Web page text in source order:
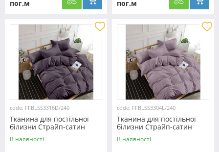
пог.м
пог.м
code: FFBLSS3316D/240
Тканина для постільної
білизни Страйп-сатин
SS3316D/240 (60м)
В наявності
code: FFBLSS3304L/240
Тканина для постільної
білизни Страйп-сатин
SS3304L/240 (60м)
В наявності